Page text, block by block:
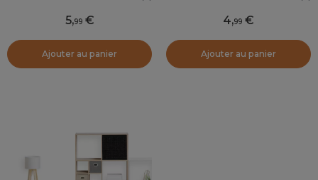
5,99
Ajouter au panier
4,99
Ajouter au panier